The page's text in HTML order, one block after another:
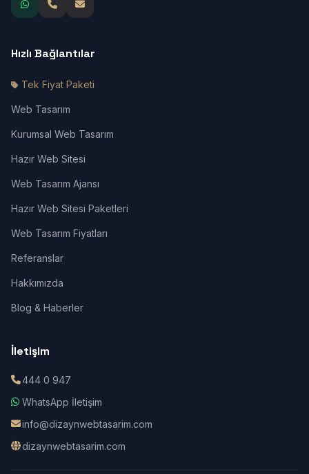
Hızlı Bağlantılar
Tek Fiyat Paketi
Web Tasarım
Kurumsal Web Tasarım
Hazır Web Sitesi
Web Tasarım Ajansı
Hazır Web Sitesi Paketleri
Web Tasarım Fiyatları
Referanslar
Hakkımızda
Blog & Haberler
İletişim
444 0 947
WhatsApp İletişim
info@dizaynwebtasarim.com
dizaynwebtasarim.com